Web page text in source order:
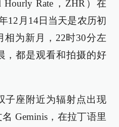
Rate，ZHR）在
12月14日当天是农历初
相为新月，22时30分左
，都是观看和拍摄的好
子座附近为辐射点出现
Geminis，在拉丁语里